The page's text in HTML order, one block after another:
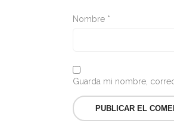
Nombre *
Guarda mi nombre,